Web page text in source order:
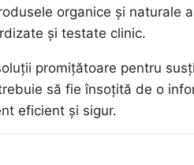
organice și naturale
și testate clinic.
promițătoare pentru
să fie însoțită de o
eficient și sigur.